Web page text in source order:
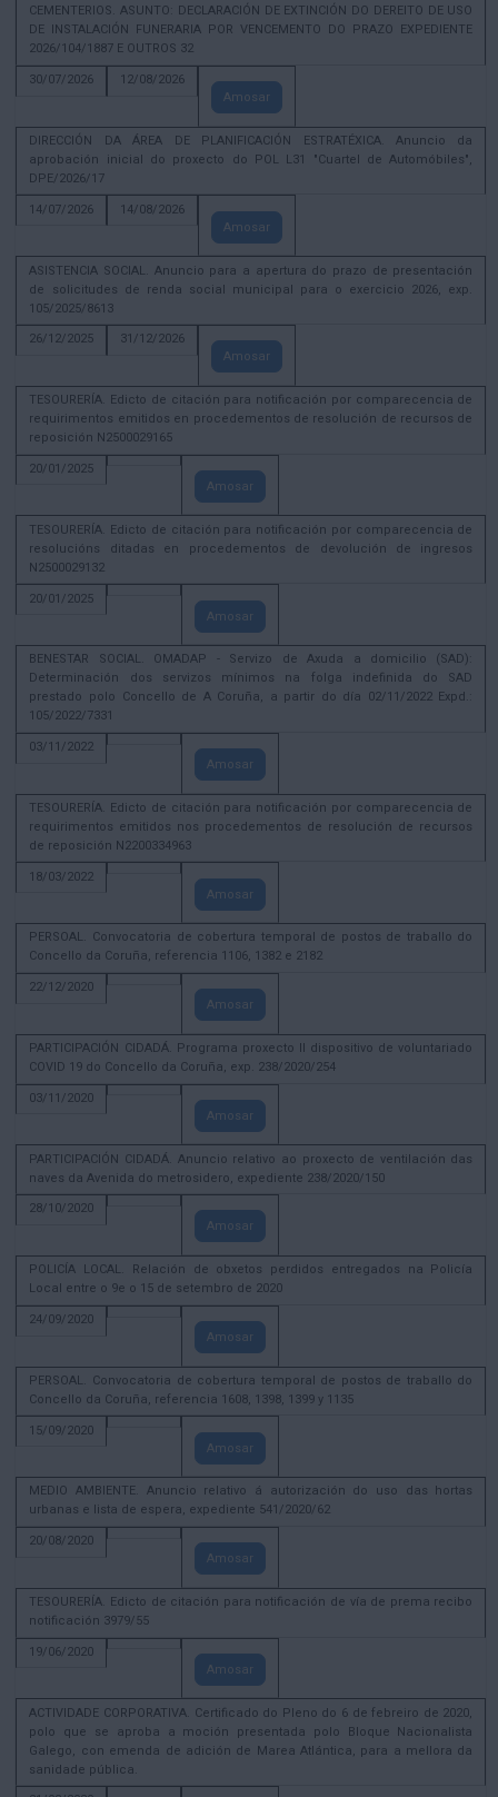
CEMENTERIOS. ASUNTO: DECLARACIÓN DE EXTINCIÓN DO DEREITO DE USO
DE INSTALACIÓN FUNERARIA POR VENCEMENTO DO PRAZO EXPEDIENTE
2026/104/1887 E OUTROS 32
30/07/2026
12/08/2026
Amosar
DIRECCIÓN DA ÁREA DE PLANIFICACIÓN ESTRATÉXICA. Anuncio da
aprobación inicial do proxecto do POL L31 "Cuartel de Automóbiles",
DPE/2026/17
14/07/2026
14/08/2026
Amosar
ASISTENCIA SOCIAL. Anuncio para a apertura do prazo de presentación
de solicitudes de renda social municipal para o exercicio 2026, exp.
105/2025/8613
26/12/2025
31/12/2026
Amosar
TESOURERÍA. Edicto de citación para notificación por comparecencia de
requirimentos emitidos en procedementos de resolución de recursos de
reposición N2500029165
20/01/2025
Amosar
TESOURERÍA. Edicto de citación para notificación por comparecencia de
resolucións ditadas en procedementos de devolución de ingresos
N2500029132
20/01/2025
Amosar
BENESTAR SOCIAL. OMADAP - Servizo de Axuda a domicilio (SAD):
Determinación dos servizos mínimos na folga indefinida do SAD
prestado polo Concello de A Coruña, a partir do día 02/11/2022 Expd.:
105/2022/7331
03/11/2022
Amosar
TESOURERÍA. Edicto de citación para notificación por comparecencia de
requirimentos emitidos nos procedementos de resolución de recursos
de reposición N2200334963
18/03/2022
Amosar
PERSOAL. Convocatoria de cobertura temporal de postos de traballo do
Concello da Coruña, referencia 1106, 1382 e 2182
22/12/2020
Amosar
PARTICIPACIÓN CIDADÁ. Programa proxecto II dispositivo de voluntariado
COVID 19 do Concello da Coruña, exp. 238/2020/254
03/11/2020
Amosar
PARTICIPACIÓN CIDADÁ. Anuncio relativo ao proxecto de ventilación das
naves da Avenida do metrosidero, expediente 238/2020/150
28/10/2020
Amosar
POLICÍA LOCAL. Relación de obxetos perdidos entregados na Policía
Local entre o 9e o 15 de setembro de 2020
24/09/2020
Amosar
PERSOAL. Convocatoria de cobertura temporal de postos de traballo do
Concello da Coruña, referencia 1608, 1398, 1399 y 1135
15/09/2020
Amosar
MEDIO AMBIENTE. Anuncio relativo á autorización do uso das hortas
urbanas e lista de espera, expediente 541/2020/62
20/08/2020
Amosar
TESOURERÍA. Edicto de citación para notificación de vía de prema recibo
notificación 3979/55
19/06/2020
Amosar
ACTIVIDADE CORPORATIVA. Certificado do Pleno do 6 de febreiro de 2020,
polo que se aproba a moción presentada polo Bloque Nacionalista
Galego, con emenda de adición de Marea Atlántica, para a mellora da
sanidade pública.